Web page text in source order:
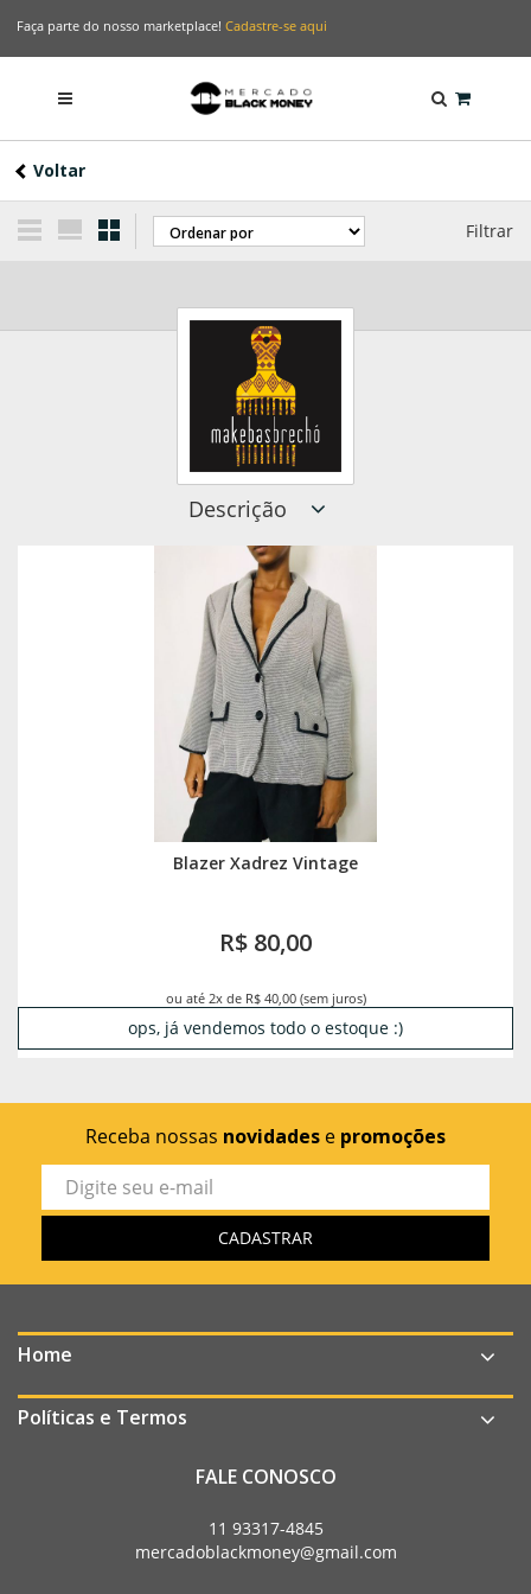
Faça parte do nosso marketplace! Cadastre-se aqui
Voltar
Filtrar
Descrição
Blazer Xadrez Vintage
R$ 80,00
ou até 2x de R$ 40,00 (sem juros)
ops, já vendemos todo o estoque :)
Receba nossas novidades e promoções
Home
Políticas e Termos
FALE CONOSCO
11 93317-4845
mercadoblackmoney@gmail.com